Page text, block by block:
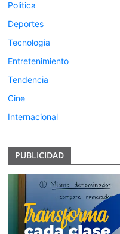
Politica
Deportes
Tecnologia
Entretenimiento
Tendencia
Cine
Internacional
PUBLICIDAD